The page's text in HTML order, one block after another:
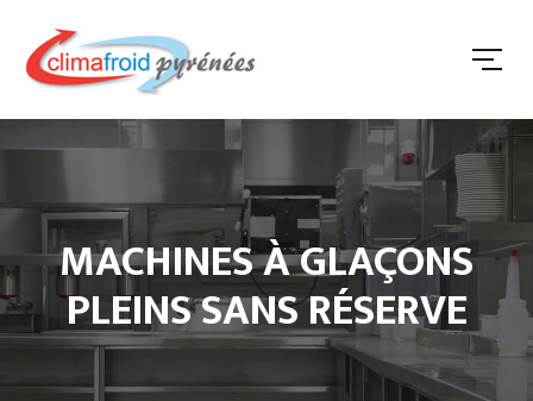
MACHINES À GLAÇONS
PLEINS SANS RÉSERVE